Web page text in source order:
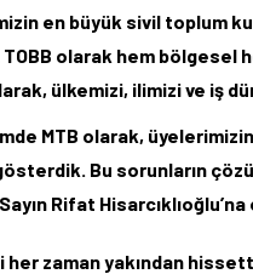
en büyük sivil toplum
olarak hem bölgesel
ülkemizi, ilimizi ve iş
MTB olarak,
Bu sorunların
Rifat
zaman yakından